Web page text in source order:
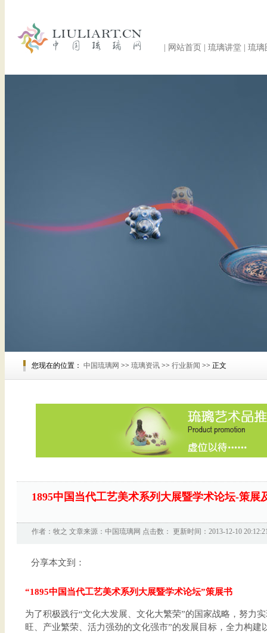
网站首页 琉璃讲堂 琉璃
您现在的位置： 中国琉璃网 >> 琉璃资讯 >> 行业新闻 >> 正文
1895中国当代工艺美术系列大展暨学术论坛-策展
作者： 牧之 文章来源： 中国琉璃网 点击数： 更新时间：2013-12-10
分享本文到：
“1895中国当代工艺美术系列大展暨学术论坛”策展书
为了积极践行“文化大发展、文化大繁荣”的国家战略，努力
旺、产业繁荣、活力强劲的文化强市”的发展目标，全力构